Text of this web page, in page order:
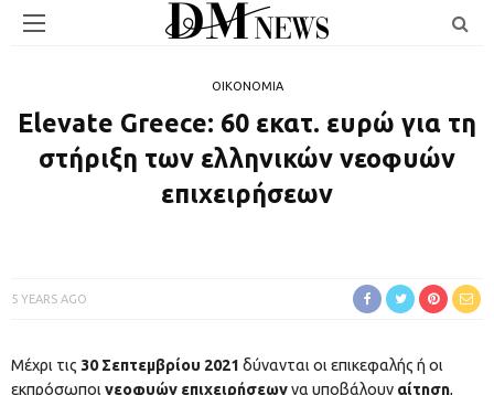
ΟΙΚΟΝΟΜΙΑ
Elevate Greece: 60 εκατ. ευρώ για τη
στήριξη των ελληνικών νεοφυών
επιχειρήσεων
5 YEARS AGO
Μέχρι τις 30 Σεπτεμβρίου 2021 δύνανται οι επικεφαλής ή οι
εκπρόσωποι νεοφυών επιχειρήσεωννα υποβάλουν αίτηση,